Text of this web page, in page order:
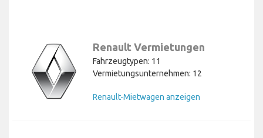
Renault Vermietungen
Fahrzeugtypen: 11
Vermietungsunternehmen: 12
Renault-Mietwagen anzeigen